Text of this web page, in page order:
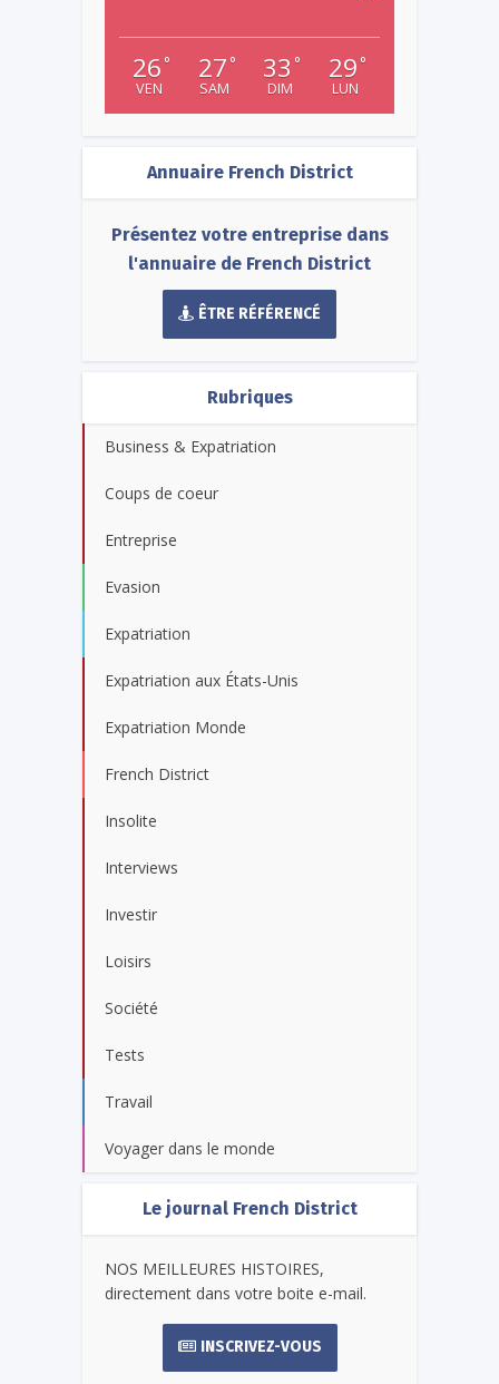
26 °
VEN
27 °
SAM
33 °
DIM
29 °
LUN
Annuaire French District
Présentez votre entreprise dans
l'annuaire de French District
ÊTRE RÉFÉRENCÉ
Rubriques
Business & Expatriation
Coups de coeur
Entreprise
Evasion
Expatriation
Expatriation aux États-Unis
Expatriation Monde
French District
Insolite
Interviews
Investir
Loisirs
Société
Tests
Travail
Voyager dans le monde
Le journal French District
NOS MEILLEURES HISTOIRES,
directement dans votre boite e-mail.
INSCRIVEZ-VOUS